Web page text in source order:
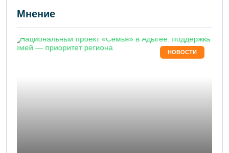
Мнение
НОВОСТИ